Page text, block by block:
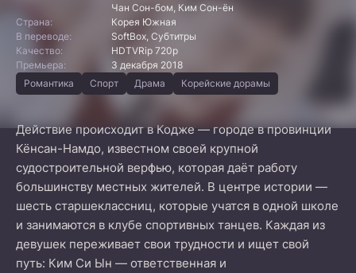
Чан Сон-бом, Ким Сон-ён
Страна:
Корея Южная
В переводе:
SoftBox, Субтитры
Качество:
HDTVRip 720p
Премьера:
3 декабря 2018
Романтика
Спорт Драма Корейские дорамы
Действие происходит в Кодже — городе в провинции
Кёнсан-Намдо, известном своей крупной
судостроительной верфью, которая даёт работу
большинству местных жителей. В центре истории —
шесть старшеклассниц, которые учатся в одной школе
и занимаются в клубе спортивных танцев. Каждая из
девушек переживает свои трудности и ищет свой
путь: Ким Си Ын — ответственная и